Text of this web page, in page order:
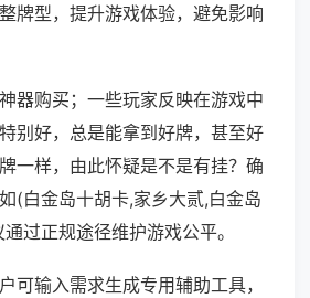
牌型，提升游戏体验，避免影响
器购买；一些玩家反映在游戏中
别好，总是能拿到好牌，甚至好
一样，由此怀疑是不是有挂？确
(白金岛十胡卡,家乡大贰,白金岛
过正规途径维护游戏公平。
可输入需求生成专用辅助工具，